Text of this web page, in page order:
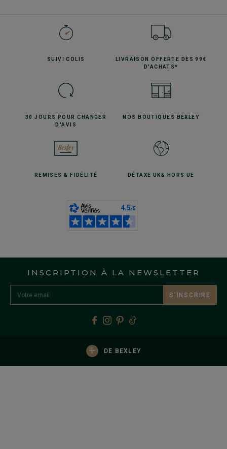
SUIVICOLIS LIVRAISON OFFERTE
DÈS 99€
D'ACHATS*
30 JOURS POURCHANGER
D'AVIS
NOS BOUTIQUES BEXLEY
REMISES& FIDÉLITÉ DÉTAXE UK& HORS UE
INSCRIPTION À LA NEWSLETTER
S’INSCRIRE
+ DE BEXLEY